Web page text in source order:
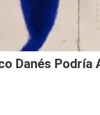
Danés